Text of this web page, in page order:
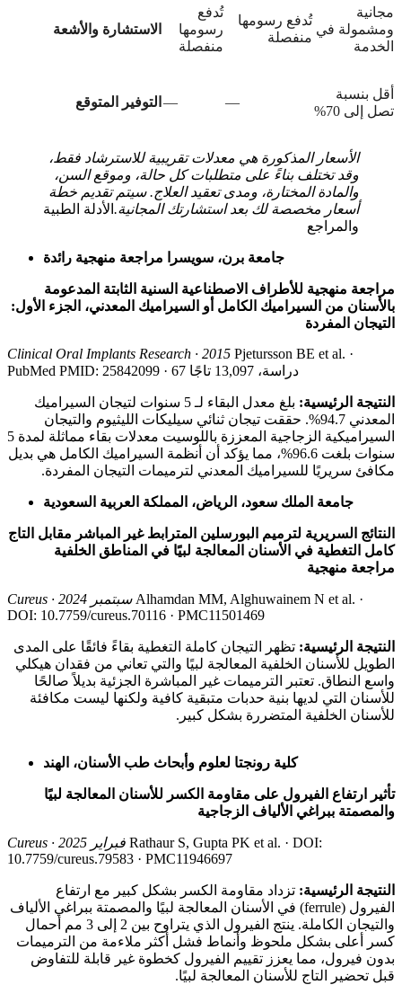
الاستشارة والأشعة
تُدفع
رسومها
منفصلة
تُدفع رسومها
منفصلة
مجانية
ومشمولة في
الخدمة
التوفير المتوقع — —
أقل بنسبة
تصل إلى 70%
الأسعار المذكورة هي معدلات تقريبية للاسترشاد فقط،
وقد تختلف بناءً على متطلبات كل حالة، وموقع السن،
والمادة المختارة، ومدى تعقيد العلاج. سيتم تقديم خطة
أسعار مخصصة لك بعد استشارتك المجانية. الأدلة الطبية
والمراجع
جامعة برن، سويسرا مراجعة منهجية رائدة
مراجعة منهجية للأطراف الاصطناعية السنية الثابتة المدعومة
بالأسنان من السيراميك الكامل أو السيراميك المعدني، الجزء الأول:
التيجان المفردة
Clinical Oral Implants Research · 2015 Pjetursson BE et al. ·
PubMed PMID: 25842099 · 67 دراسة، 13,097 تاجًا
النتيجة الرئيسية:
بلغ معدل البقاء لـ 5 سنوات لتيجان السيراميك
المعدني 94.7%. حققت تيجان ثنائي سيليكات الليثيوم والتيجان
السيراميكية الزجاجية المعززة باللوسيت معدلات بقاء مماثلة لمدة 5
سنوات بلغت 96.6%، مما يؤكد أن أنظمة السيراميك الكامل هي بديل
مكافئ سريريًا للسيراميك المعدني لترميمات التيجان المفردة.
جامعة الملك سعود، الرياض، المملكة العربية السعودية
النتائج السريرية لترميم البورسلين المترابط غير المباشر مقابل التاج
كامل التغطية في الأسنان المعالجة لبيًا في المناطق الخلفية
مراجعة منهجية
Cureus · سبتمبر 2024Alhamdan MM, Alghuwainem N et al. ·
DOI: 10.7759/cureus.70116 · PMC11501469
النتيجة الرئيسية: تظهر التيجان كاملة التغطية بقاءً فائقًا على المدى
الطويل للأسنان الخلفية المعالجة لبيًا والتي تعاني من فقدان هيكلي
واسع النطاق. تعتبر الترميمات غير المباشرة الجزئية بديلاً صالحًا
للأسنان التي لديها بنية حدبات متبقية كافية ولكنها ليست مكافئة
للأسنان الخلفية المتضررة بشكل كبير.
كلية رونجتا لعلوم وأبحاث طب الأسنان، الهند
تأثير ارتفاع الفيرول على مقاومة الكسر للأسنان المعالجة لبيًا
والمصمتة ببراغي الألياف الزجاجية
Cureus · فبراير 2025 Rathaur S, Gupta PK et al. · DOI:
10.7759/cureus.79583 · PMC11946697
النتيجة الرئيسية: تزداد مقاومة الكسر بشكل كبير مع ارتفاع
الفيرول (ferrule) في الأسنان المعالجة لبيًا والمصمتة ببراغي الألياف
والتيجان الكاملة. ينتج الفيرول الذي يتراوح بين 2 إلى 3 مم أحمال
كسر أعلى بشكل ملحوظ وأنماط فشل أكثر ملاءمة من الترميمات
بدون فيرول، مما يعزز تقييم الفيرول كخطوة غير قابلة للتفاوض
قبل تحضير التاج للأسنان المعالجة لبيًا.